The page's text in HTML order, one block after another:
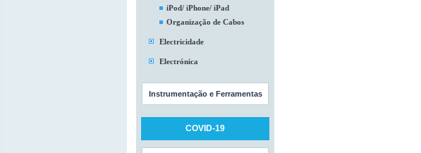
iPod/ iPhone/ iPad
Organização de Cabos
Electricidade
Electrónica
Instrumentação e Ferramentas
COVID-19